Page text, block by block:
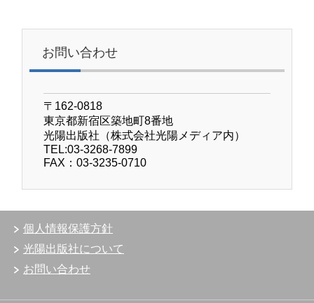
お問い合わせ
〒162-0818
東京都新宿区築地町8番地
光陽出版社（株式会社光陽メディア内）
TEL:03-3268-7899
FAX：03-3235-0710
個人情報保護方針
光陽出版社について
お問い合わせ